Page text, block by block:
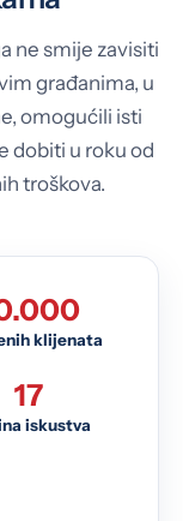
ne smije zavisiti
građanima, u
omogućili isti
dobiti u roku od
troškova.
klijenata
17
iskustva